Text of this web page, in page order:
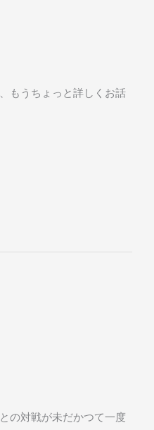
もうちょっと詳しくお話
の対戦が未だかつて一度